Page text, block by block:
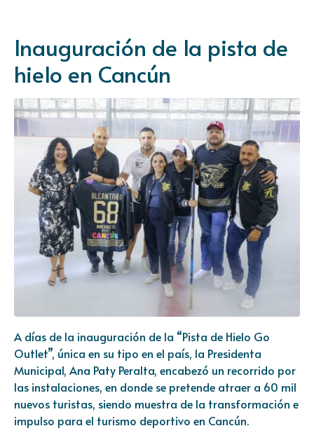
Inauguración de la pista de
hielo en Cancún
A días de la inauguración de la “Pista de Hielo Go
Outlet”, única en su tipo en el país, la Presidenta
Municipal, Ana Paty Peralta, encabezó un recorrido por
las instalaciones, en donde se pretende atraer a 60 mil
nuevos turistas, siendo muestra de la transformación e
impulso para el turismo deportivo en Cancún.